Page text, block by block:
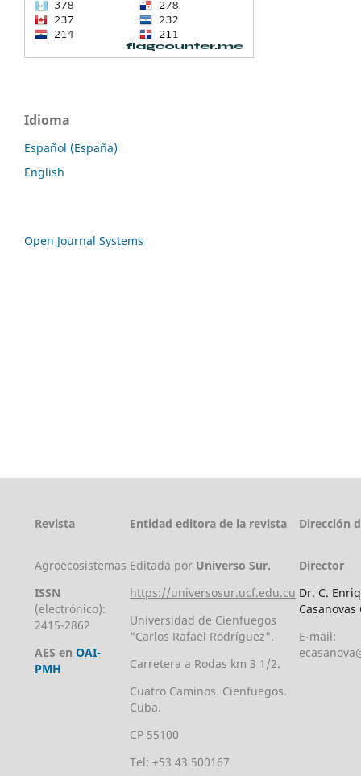
Idioma
Español (España)
English
Open Journal Systems
Revista Entidad editora de la revista Dirección
Agroecosistemas
ISSN
(electrónico):
2415-2862
AES en OAI-
PMH
Editada por Universo Sur.
https://universosur.ucf.edu.cu
Universidad de Cienfuegos
"Carlos Rafael Rodríguez".
Carretera a Rodas km 3 1/2.
Cuatro Caminos. Cienfuegos.
Cuba.
CP 55100
Tel: +53 43 500167
Director
Dr. C.
Casanovas
E-mail: